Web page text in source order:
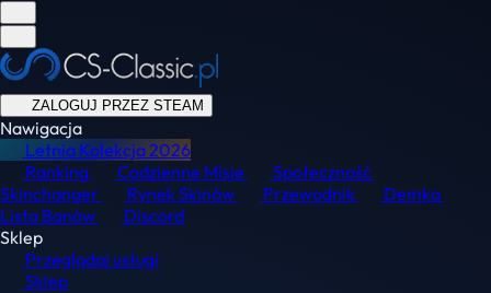
ZALOGUJ PRZEZ STEAM
Nawigacja
Letnia Kolekcja2026
Ranking
Codzienne Misje
Społeczność
Skinchanger
Rynek Skinów Przewodnik
Demka
Lista Banów
Discord
Sklep
Przeglądaj usługi
Sklep